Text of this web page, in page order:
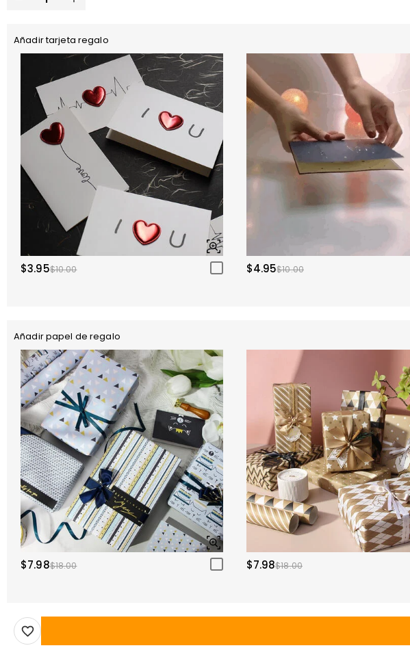
Añadir tarjeta regalo
$3.95$10.00 $4.95$10.00
Añadir papel de regalo
$7.98$18.00 $7.98$18.00